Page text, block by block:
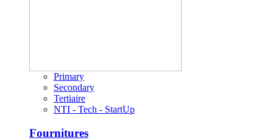
Primary
Secondary
Tertiaire
NTI - Tech - StartUp
Fournitures